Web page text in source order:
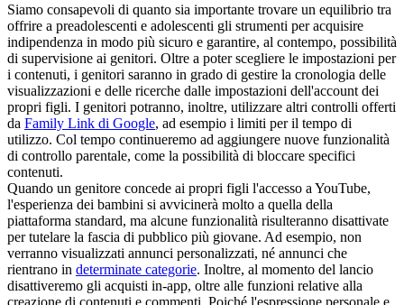
Siamo consapevoli di quanto sia importante trovare un equilibrio tra
offrire a preadolescenti e adolescenti gli strumenti per acquisire
indipendenza in modo più sicuro e garantire, al contempo, possibilità
di supervisione ai genitori. Oltre a poter scegliere le impostazioni per
i contenuti, i genitori saranno in grado di gestire la cronologia delle
visualizzazioni e delle ricerche dalle impostazioni dell'account dei
propri figli. I genitori potranno, inoltre, utilizzare altri controlli offerti
da Family Link di Google, ad esempio i limiti per il tempo di
utilizzo. Col tempo continueremo ad aggiungere nuove funzionalità
di controllo parentale, come la possibilità di bloccare specifici
contenuti.
Quando un genitore concede ai propri figli l'accesso a YouTube,
l'esperienza dei bambini si avvicinerà molto a quella della
piattaforma standard, ma alcune funzionalità risulteranno disattivate
per tutelare la fascia di pubblico più giovane. Ad esempio, non
verranno visualizzati annunci personalizzati, né annunci che
rientrano in determinate categorie. Inoltre, al momento del lancio
disattiveremo gli acquisti in-app, oltre alle funzioni relative alla
creazione di contenuti e commenti. Poiché l'espressione personale e